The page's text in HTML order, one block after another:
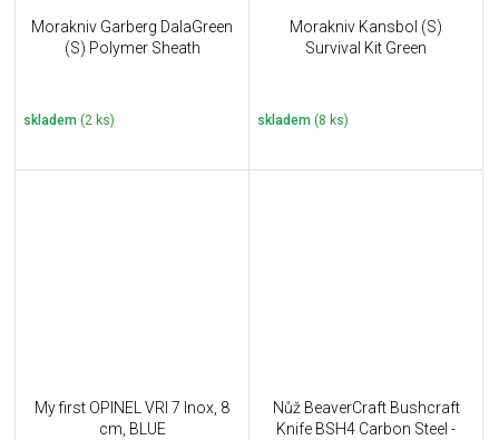
Morakniv Garberg DalaGreen
(S) Polymer Sheath
skladem (2 ks)
Morakniv Kansbol (S)
Survival Kit Green
skladem (8 ks)
My first OPINEL VRI 7 Inox, 8
cm, BLUE
Nůž BeaverCraft Bushcraft
Knife BSH4 Carbon Steel -